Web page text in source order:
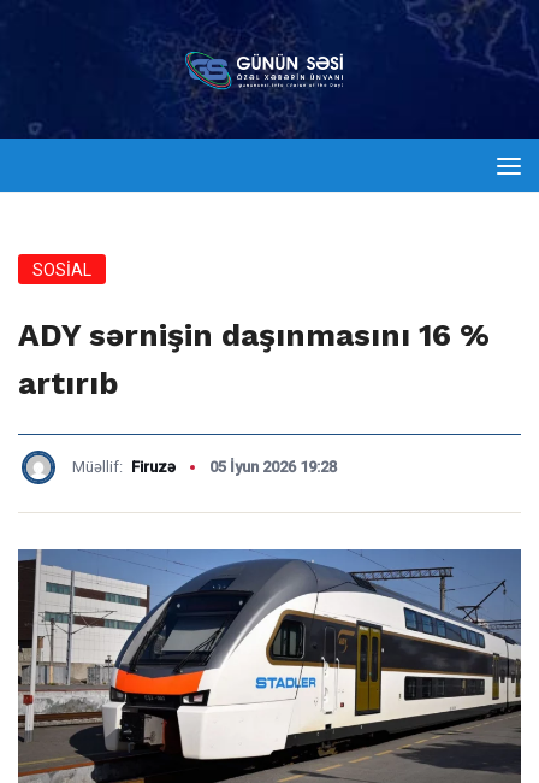
SOSİAL
ADY sərnişin daşınmasını 16 %
artırıb
Müəllif: Firuzə 05 İyun 2026 19:28